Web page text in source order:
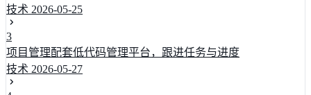
技术 2026-05-25
3
项目管理配套低代码管理平台，跟进任务与进度
技术 2026-05-27